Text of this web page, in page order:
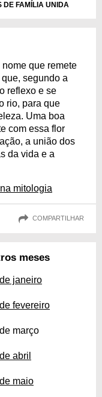
DE FAMÍLIA UNIDA
que remete
segundo a
reflexo e se
rio, para que
Uma boa
com essa flor
a união dos
da vida e a
mitologia
COMPARTILHAR
meses
janeiro
fevereiro
março
abril
maio